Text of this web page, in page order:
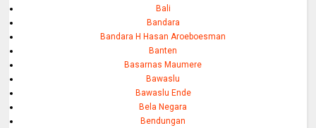
Bali
Bandara
Bandara H Hasan Aroeboesman
Banten
Basarnas Maumere
Bawaslu
Bawaslu Ende
Bela Negara
Bendungan